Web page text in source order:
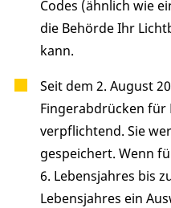
Codes (ähnlich wie
die Behörde Ihr
kann.
Seit dem 2. August
Fingerabdrücken für
verpflichtend. Sie
gespeichert. Wenn
6. Lebensjahres bis
Lebensjahres ein